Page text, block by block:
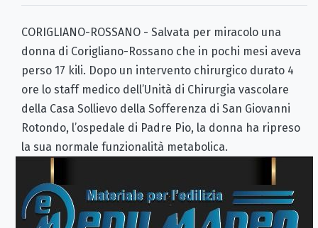
CORIGLIANO-ROSSANO - Salvata per miracolo una
donna di Corigliano-Rossano che in pochi mesi aveva
perso 17 kili. Dopo un intervento chirurgico durato 4
ore lo staff medico dell’Unità di Chirurgia vascolare
della Casa Sollievo della Sofferenza di San Giovanni
Rotondo, l’ospedale di Padre Pio, la donna ha ripreso
la sua normale funzionalità metabolica.